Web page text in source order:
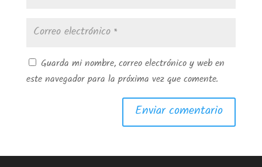
Guarda mi nombre, correo electrónico y web en
este navegador para la próxima vez que comente.